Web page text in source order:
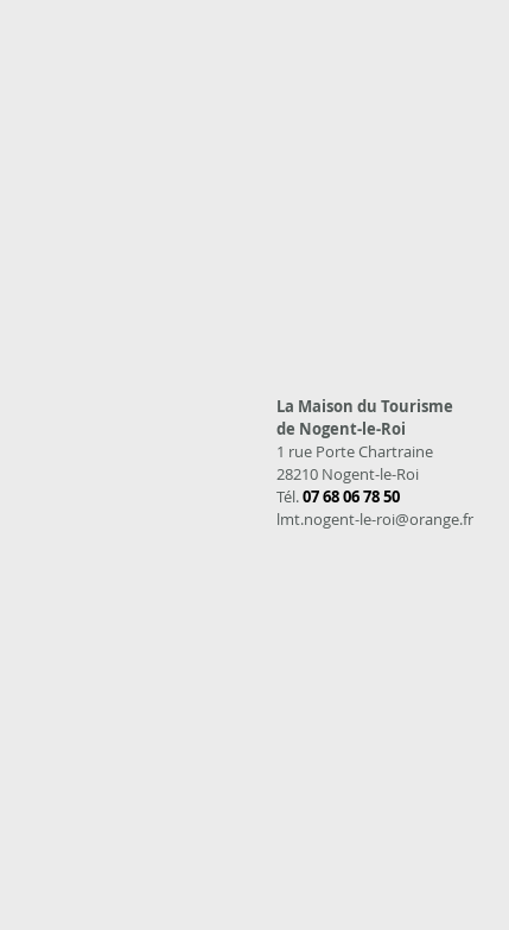
La Maison du Tourisme
de Nogent-le-Roi
1 rue Porte Chartraine
28210 Nogent-le-Roi
Tél.07 68 06 78 50
lmt.nogent-le-roi@orange.fr